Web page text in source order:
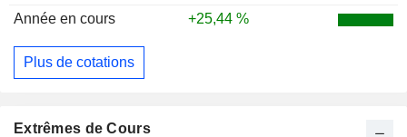
Année en cours
+25,44 %
Plus de cotations
Extrêmes de Cours